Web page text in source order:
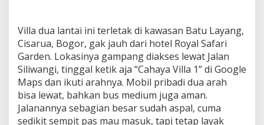
Villa dua lantai ini terletak di kawasan Batu Layang,
Cisarua, Bogor, gak jauh dari hotel Royal Safari
Garden. Lokasinya gampang diakses lewat Jalan
Siliwangi, tinggal ketik aja “Cahaya Villa 1” di Google
Maps dan ikuti arahnya. Mobil pribadi dua arah
bisa lewat, bahkan bus medium juga aman.
Jalanannya sebagian besar sudah aspal, cuma
sedikit sempit pas mau masuk, tapi tetap layak